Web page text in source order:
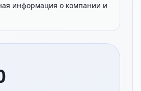
информация о компании и